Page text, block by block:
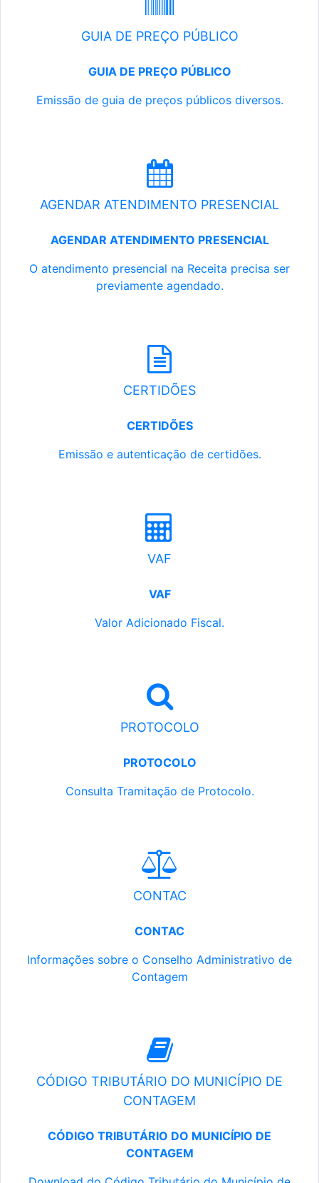
GUIA DE PREÇO PÚBLICO
GUIA DE PREÇO PÚBLICO
Emissão de guia de preços públicos diversos.
AGENDAR ATENDIMENTO PRESENCIAL
AGENDAR ATENDIMENTO PRESENCIAL
O atendimento presencial na Receita precisa ser
previamente agendado.
CERTIDÕES
CERTIDÕES
Emissão e autenticação de certidões.
VAF
VAF
Valor Adicionado Fiscal.
PROTOCOLO
PROTOCOLO
Consulta Tramitação de Protocolo.
CONTAC
CONTAC
Informações sobre o Conselho Administrativo de
Contagem
CÓDIGO TRIBUTÁRIO DO MUNICÍPIO DE
CONTAGEM
CÓDIGO TRIBUTÁRIO DO MUNICÍPIO DE
CONTAGEM